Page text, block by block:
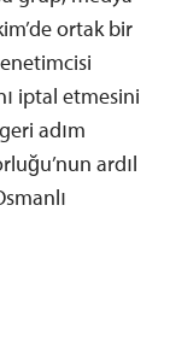
ortak bir
iptal etmesini
adım
ardıl